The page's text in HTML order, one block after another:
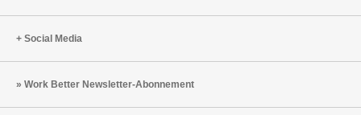
Social Media
Work Better Newsletter-Abonnement